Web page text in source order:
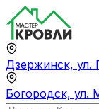
Дзержинск, ул.
Богородск, ул.